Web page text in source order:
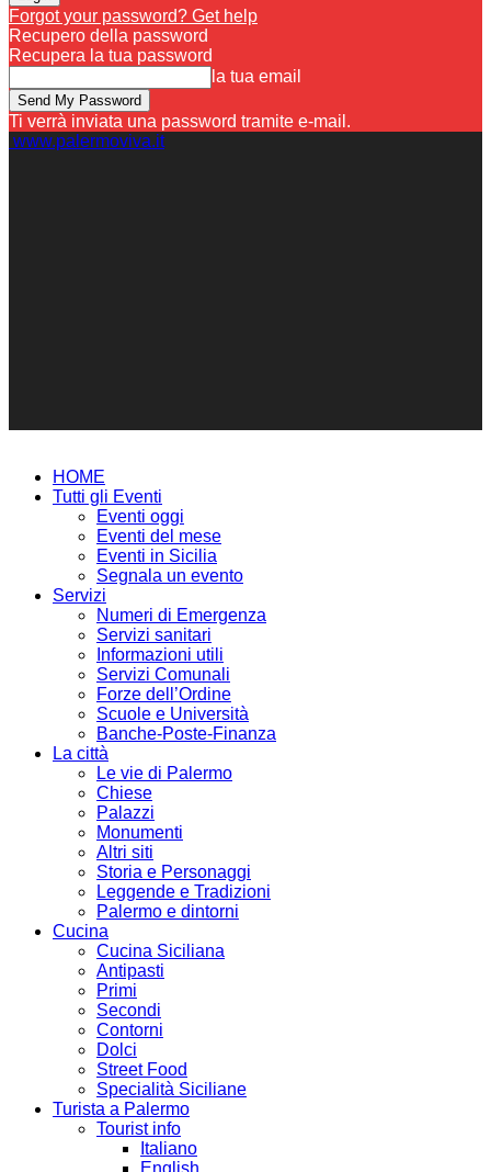
Forgot your password? Get help
Recupero della password
Recupera la tua password
la tua email
Ti verrà inviata una password tramite e-mail.
www.palermoviva.it
HOME
Tutti gli Eventi
Eventi oggi
Eventi del mese
Eventi in Sicilia
Segnala un evento
Servizi
Numeri di Emergenza
Servizi sanitari
Informazioni utili
Servizi Comunali
Forze dell’Ordine
Scuole e Università
Banche-Poste-Finanza
La città
Le vie di Palermo
Chiese
Palazzi
Monumenti
Altri siti
Storia e Personaggi
Leggende e Tradizioni
Palermo e dintorni
Cucina
Cucina Siciliana
Antipasti
Primi
Secondi
Contorni
Dolci
Street Food
Specialità Siciliane
Turista a Palermo
Tourist info
Italiano
English